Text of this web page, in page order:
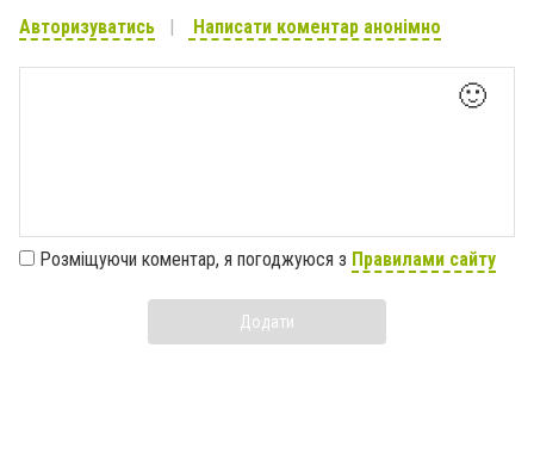
Авторизуватись Написати коментар анонімно
🙂
Розміщуючи коментар, я погоджуюся з Правилами сайту
Додати